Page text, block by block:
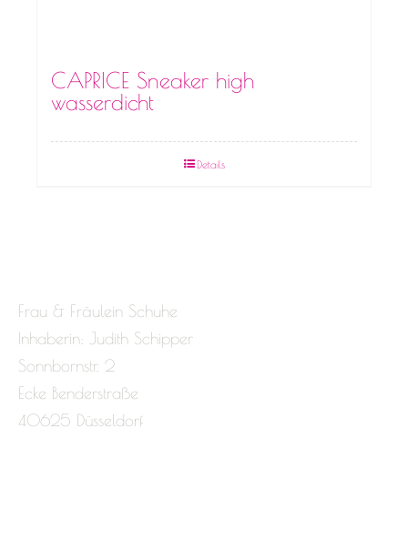
CAPRICE Sneaker high
wasserdicht
Details
Frau & Fräulein Schuhe
Inhaberin: Judith Schipper
Sonnbornstr. 2
Ecke Benderstraße
40625 Düsseldorf